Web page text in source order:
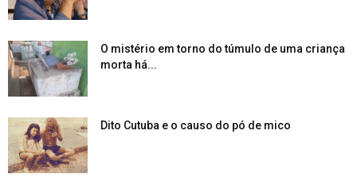
O mistério em torno do túmulo de uma criança
morta há...
Dito Cutuba e o causo do pó de mico